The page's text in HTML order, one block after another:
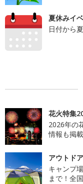
夏休みイ
日付から
花火特集
2026年の
情報も掲載
アウトド
キャンプ
まで！全